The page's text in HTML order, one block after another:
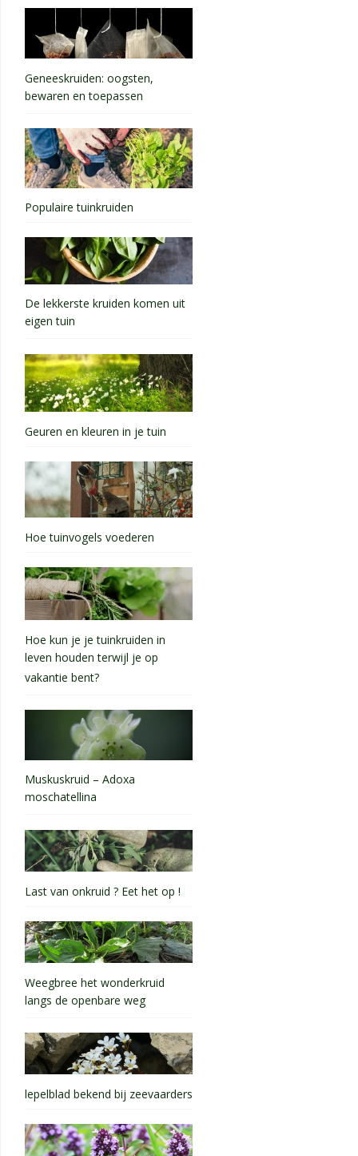
Geneeskruiden: oogsten,
bewaren en toepassen
Populaire tuinkruiden
De lekkerste kruiden komen uit
eigen tuin
Geuren en kleuren in je tuin
Hoe tuinvogels voederen
Hoe kun je je tuinkruiden in
leven houden terwijl je op
vakantie bent?
Muskuskruid – Adoxa
moschatellina
Last van onkruid ? Eet het op !
Weegbree het wonderkruid
langs de openbare weg
lepelblad bekend bij zeevaarders